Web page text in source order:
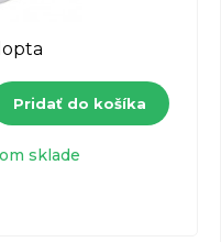
Pridať do košíka
sklade